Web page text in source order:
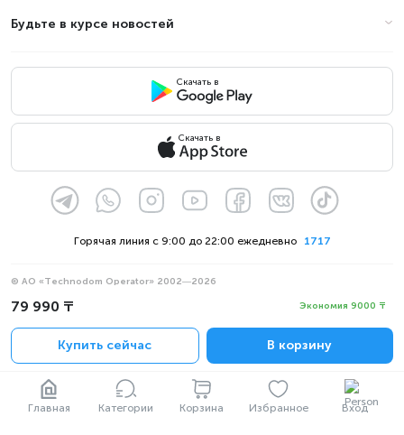
Главная Категории Корзина Избранное Вход
79 990 ₸ Экономия 9000 ₸
Купить сейчас В корзину
Будьте в курсе новостей
Скачать в
Скачать в
1717
Горячая линия с 9:00 до 22:00 ежедневно
© АО «Technodom Operator» 2002—2026
Мы принимаем:
Политика конфиденциальности